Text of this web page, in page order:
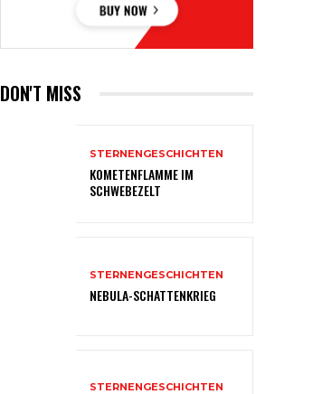
DON'T MISS
STERNENGESCHICHTEN
KOMETENFLAMME IM
SCHWEBEZELT
STERNENGESCHICHTEN
NEBULA-SCHATTENKRIEG
STERNENGESCHICHTEN